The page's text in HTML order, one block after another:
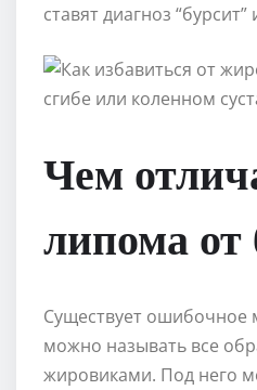
ставят диагноз
Чем
липома от
Существует ошибочное
можно называть все
жировиками. Под него